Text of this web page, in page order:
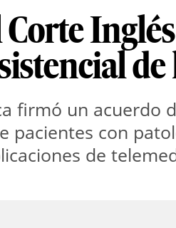
firmó un acuerdo
pacientes con
de